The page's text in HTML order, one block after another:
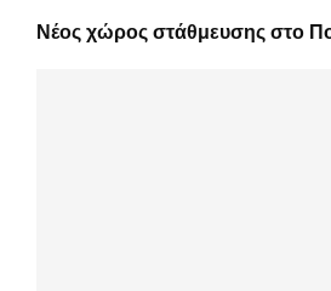
Νέος χώρος στάθμευσης στο